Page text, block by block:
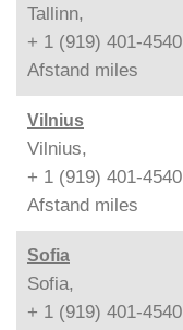
Tallinn,
+ 1 (919) 401-4540
Afstand miles
Vilnius
Vilnius,
+ 1 (919) 401-4540
Afstand miles
Sofia
Sofia,
+ 1 (919) 401-4540